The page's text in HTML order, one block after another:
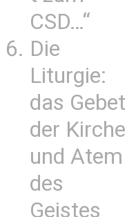
CSD…“
Die
Liturgie:
das Gebet
der Kirche
und Atem
des
Geistes